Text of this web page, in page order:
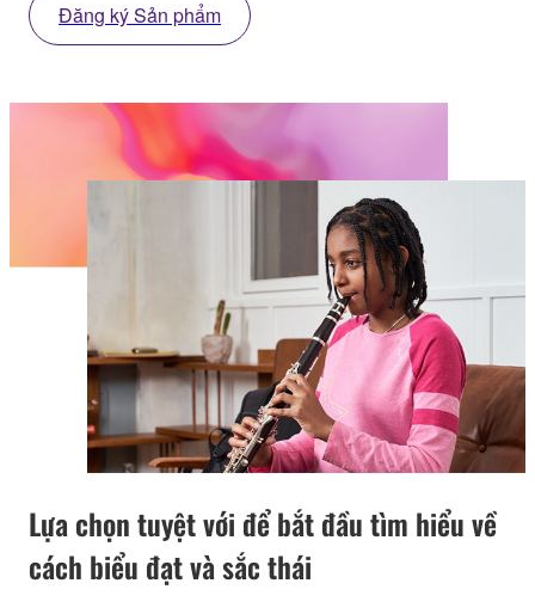
Đăng ký Sản phẩm
Lựa chọn tuyệt với để bắt đầu tìm hiểu về
cách biểu đạt và sắc thái